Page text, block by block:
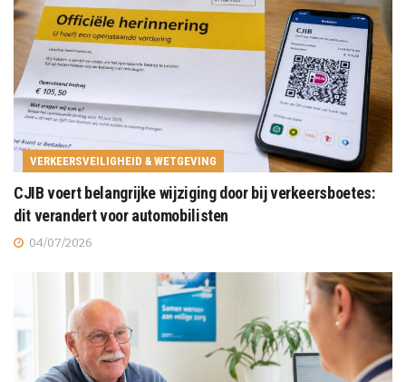
VERKEERSVEILIGHEID & WETGEVING
CJIB voert belangrijke wijziging door bij verkeersboetes:
dit verandert voor automobilisten
04/07/2026